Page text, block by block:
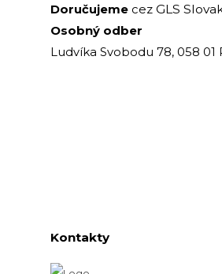
Doručujeme cez GLS
Osobný odber
Ludvíka Svobodu 78, 058 01
Kontakty